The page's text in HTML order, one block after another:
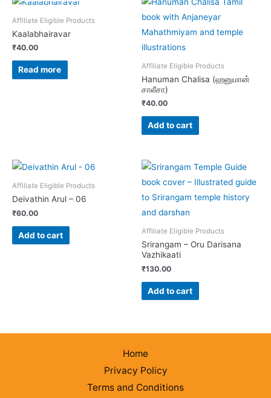
Affiliate Eligible Products
Kaalabhairavar
₹40.00
Read more Affiliate Eligible Products
Hanuman Chalisa (ஹனுமான்
சாலீசா)
₹40.00
Add to cart
Affiliate Eligible Products
Deivathin Arul – 06
₹60.00
Add to cart Affiliate Eligible Products
Srirangam – Oru Darisana
Vazhikaati
₹130.00
Add to cart
Home
Privacy Policy
Terms and Conditions